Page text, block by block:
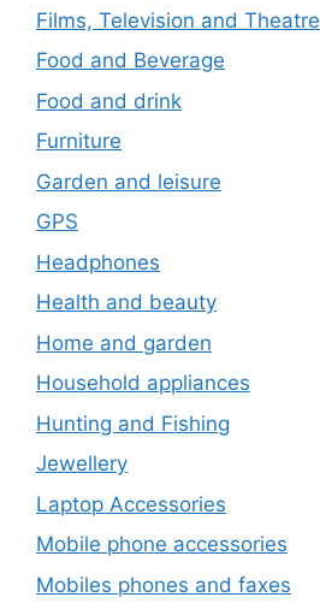
Films, Television and Theatre
Food and Beverage
Food and drink
Furniture
Garden and leisure
GPS
Headphones
Health and beauty
Home and garden
Household appliances
Hunting and Fishing
Jewellery
Laptop Accessories
Mobile phone accessories
Mobiles phones and faxes